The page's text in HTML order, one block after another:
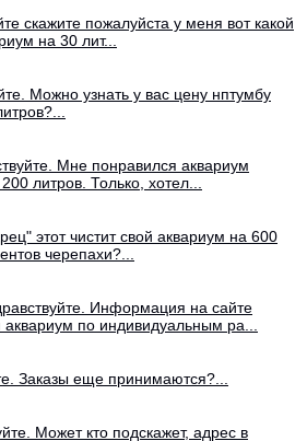
скажите пожалуйста у меня вот какой
на 30 лит...
Можно узнать у вас цену нптумбу
Мне понравился аквариум
литров. Только, хотел...
этот чистит свой аквариум на 600
черепахи?...
Информация на сайте
аквариум по индивидуальным ра...
Заказы еще принимаются?...
Может кто подскажет, адрес в